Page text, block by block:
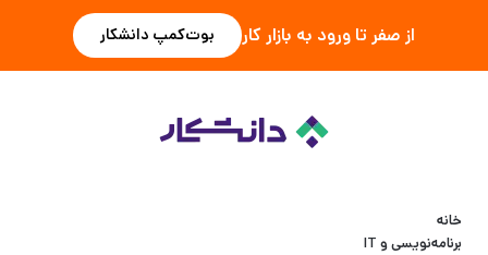
از صفر تا ورود به بازار کار بوت‌کمپ دانشکار
خانه
برنامه‌نویسی و IT